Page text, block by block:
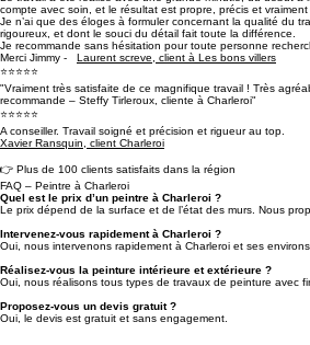
Son sérieux et son professionnalisme se ressentent à
Le travail a été réalisé avec une grande minutie, du début à
compte avec soin, et le résultat est propre, précis et vraiment
Je n’ai que des éloges à formuler concernant la qualité du
rigoureux, et dont le souci du détail fait toute la différence.
Je recommande sans hésitation pour toute personne
⭐⭐⭐⭐⭐
"Vraiment très satisfaite de ce magnifique travail ! Très
⭐⭐⭐⭐⭐
A conseiller. Travail soigné et précision et rigueur au top.
Xavier Ransquin, client Charleroi
👉 Plus de 100 clients satisfaits dans la région
FAQ – Peintre à Charleroi
Quel est le prix d’un peintre à Charleroi ?
Le prix dépend de la surface et de l’état des murs. Nous
Intervenez-vous rapidement à Charleroi ?
Oui, nous intervenons rapidement à Charleroi et ses environs.
Réalisez-vous la peinture intérieure et extérieure ?
Oui, nous réalisons tous types de travaux de peinture avec
Proposez-vous un devis gratuit ?